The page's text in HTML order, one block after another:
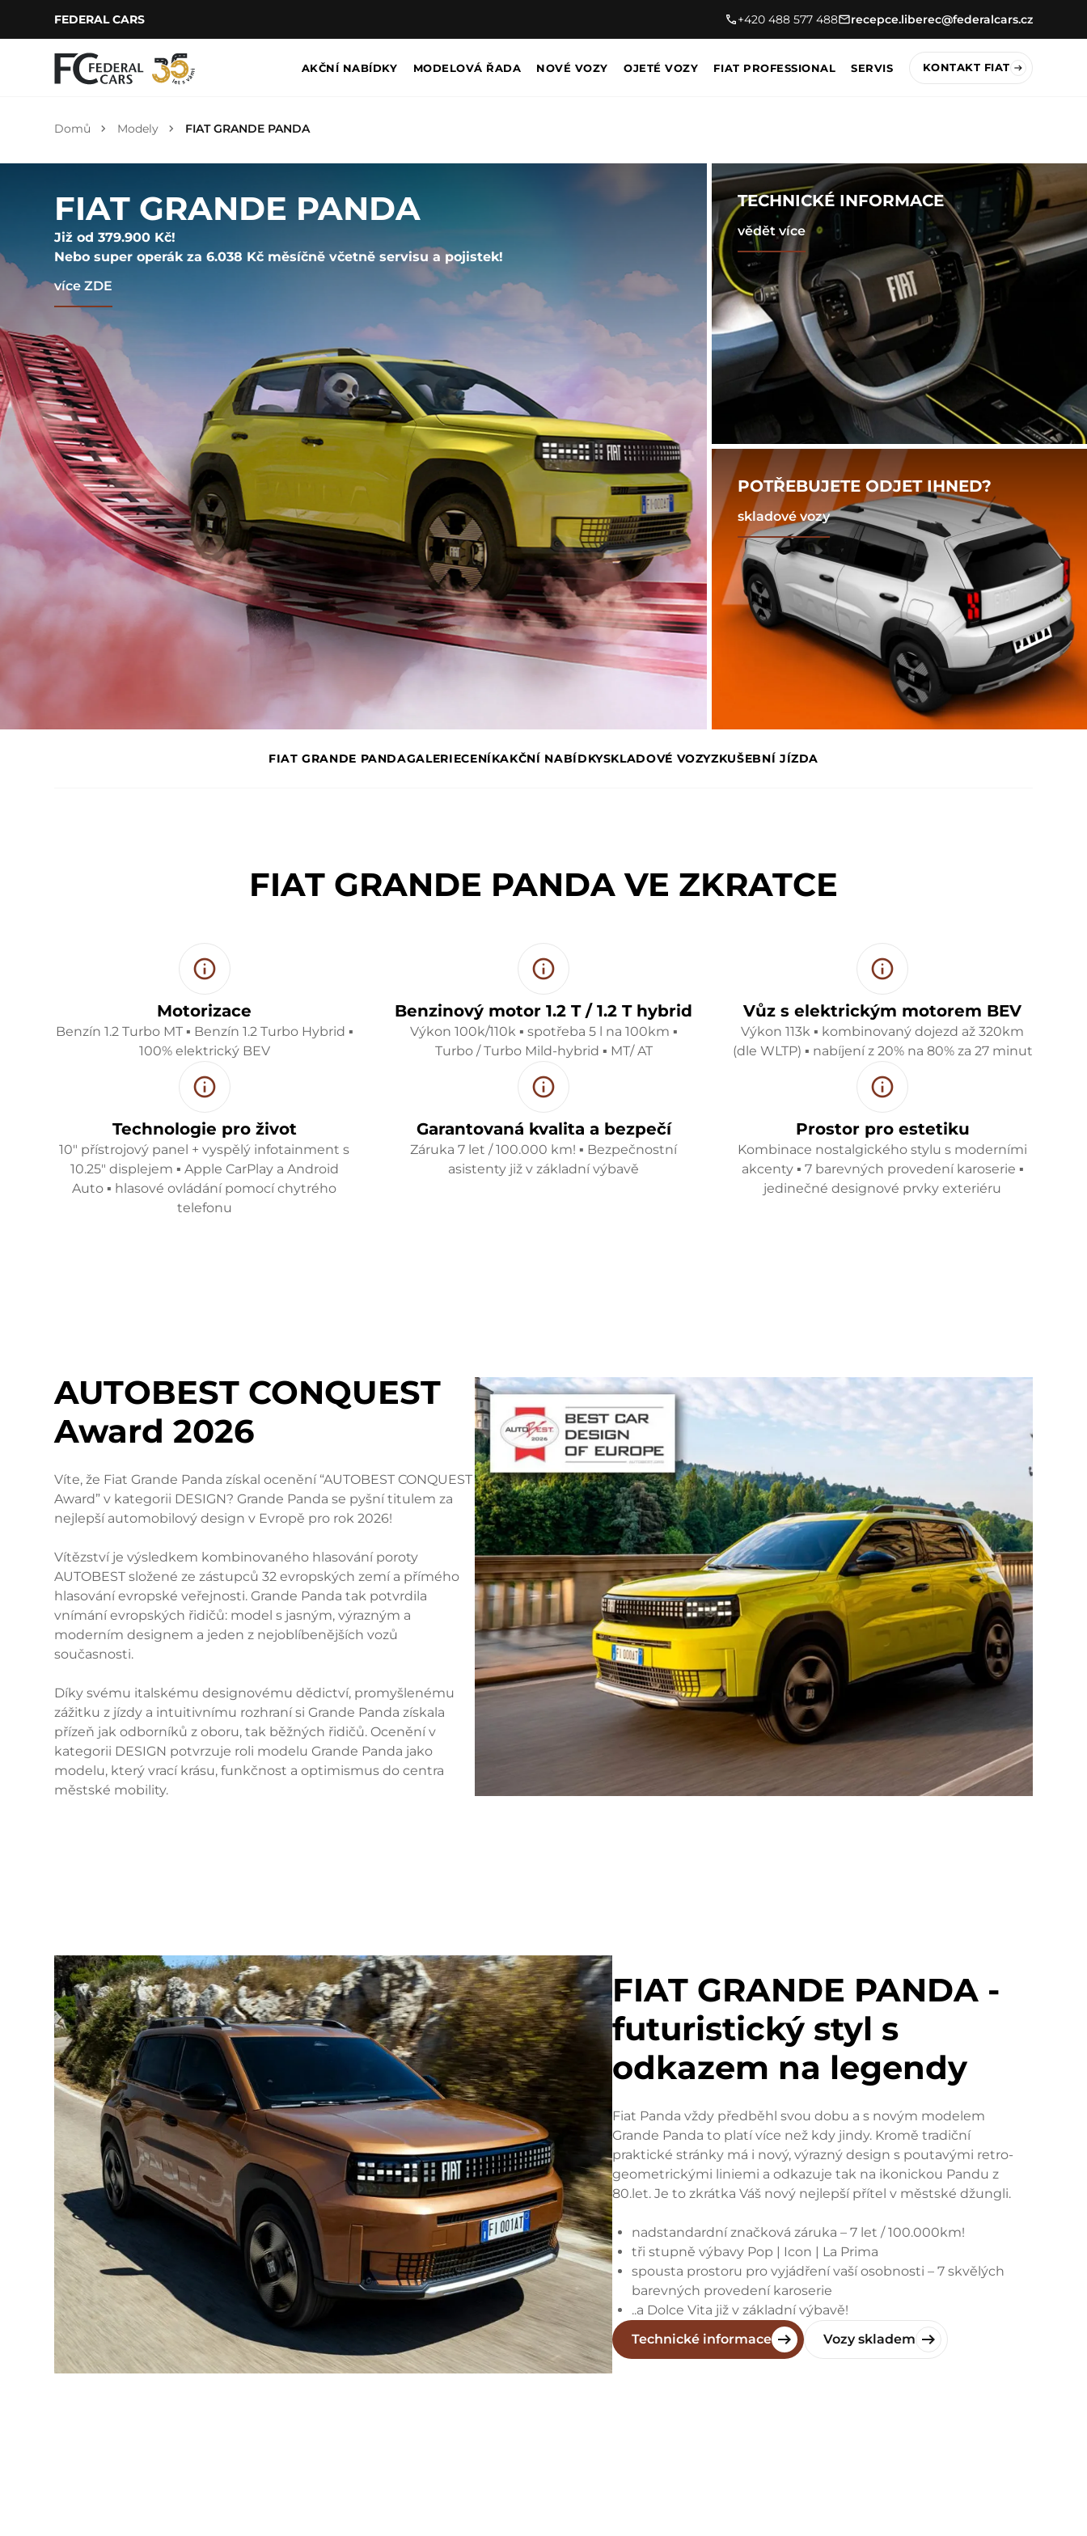
FEDERAL CARS +420 488 577 488 recepce.liberec@federalcars.cz
AKČNÍ NABÍDKY MODELOVÁ ŘADA NOVÉ VOZY OJETÉ VOZY FIAT PROFESSIONAL SERVIS KONTAKT FIAT
Domů Modely FIAT GRANDE PANDA
FIAT GRANDE PANDA
Již od 379.900 Kč!
Nebo super operák za 6.038 Kč měsíčně včetně servisu a pojistek!
více ZDE
TECHNICKÉ INFORMACE
vědět více
POTŘEBUJETE ODJET IHNED?
skladové vozy
FIAT GRANDE PANDAGALERIECENÍKAKČNÍ NABÍDKYSKLADOVÉ VOZYZKUŠEBNÍ JÍZDA
FIAT GRANDE PANDA VE ZKRATCE
Motorizace
Benzín 1.2 Turbo MT ▪ Benzín 1.2 Turbo Hybrid ▪
100% elektrický BEV
Benzinový motor 1.2 T / 1.2 T hybrid
Výkon 100k/110k ▪ spotřeba 5 l na 100km ▪
Turbo / Turbo Mild-hybrid ▪ MT/ AT
Vůz s elektrickým motorem BEV
Výkon 113k ▪ kombinovaný dojezd až 320km
(dle WLTP) ▪ nabíjení z 20% na 80% za 27 minut
Technologie pro život
10" přístrojový panel + vyspělý infotainment s
10.25" displejem ▪ Apple CarPlay a Android
Auto ▪ hlasové ovládání pomocí chytrého
telefonu
Garantovaná kvalita a bezpečí
Záruka 7 let / 100.000 km! ▪ Bezpečnostní
asistenty již v základní výbavě
Prostor pro estetiku
Kombinace nostalgického stylu s moderními
akcenty ▪ 7 barevných provedení karoserie ▪
jedinečné designové prvky exteriéru
AUTOBEST CONQUEST
Award 2026
Víte, že Fiat Grande Panda získal ocenění “AUTOBEST CONQUEST
Award” v kategorii DESIGN? Grande Panda se pyšní titulem za
nejlepší automobilový design v Evropě pro rok 2026!
Vítězství je výsledkem kombinovaného hlasování poroty
AUTOBEST složené ze zástupců 32 evropských zemí a přímého
hlasování evropské veřejnosti. Grande Panda tak potvrdila
vnímání evropských řidičů: model s jasným, výrazným a
moderním designem a jeden z nejoblíbenějších vozů
současnosti.
Díky svému italskému designovému dědictví, promyšlenému
zážitku z jízdy a intuitivnímu rozhraní si Grande Panda získala
přízeň jak odborníků z oboru, tak běžných řidičů. Ocenění v
kategorii DESIGN potvrzuje roli modelu Grande Panda jako
modelu, který vrací krásu, funkčnost a optimismus do centra
městské mobility.
FIAT GRANDE PANDA -
futuristický styl s
odkazem na legendy
Fiat Panda vždy předběhl svou dobu a s novým modelem
Grande Panda to platí více než kdy jindy. Kromě tradiční
praktické stránky má i nový, výrazný design s poutavými retro-
geometrickými liniemi a odkazuje tak na ikonickou Pandu z
80.let. Je to zkrátka Váš nový nejlepší přítel v městské džungli.
nadstandardní značková záruka – 7 let / 100.000km!
tři stupně výbavy Pop | Icon | La Prima
spousta prostoru pro vyjádření vaší osobnosti – 7 skvělých
barevných provedení karoserie
..a Dolce Vita již v základní výbavě!
Technické informace
Vozy skladem